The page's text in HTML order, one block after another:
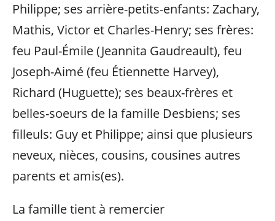
Philippe; ses arrière-petits-enfants: Zachary,
Mathis, Victor et Charles-Henry; ses frères:
feu Paul-Émile (Jeannita Gaudreault), feu
Joseph-Aimé (feu Étiennette Harvey),
Richard (Huguette); ses beaux-frères et
belles-soeurs de la famille Desbiens; ses
filleuls: Guy et Philippe; ainsi que plusieurs
neveux, nièces, cousins, cousines autres
parents et amis(es).
La famille tient à remercier